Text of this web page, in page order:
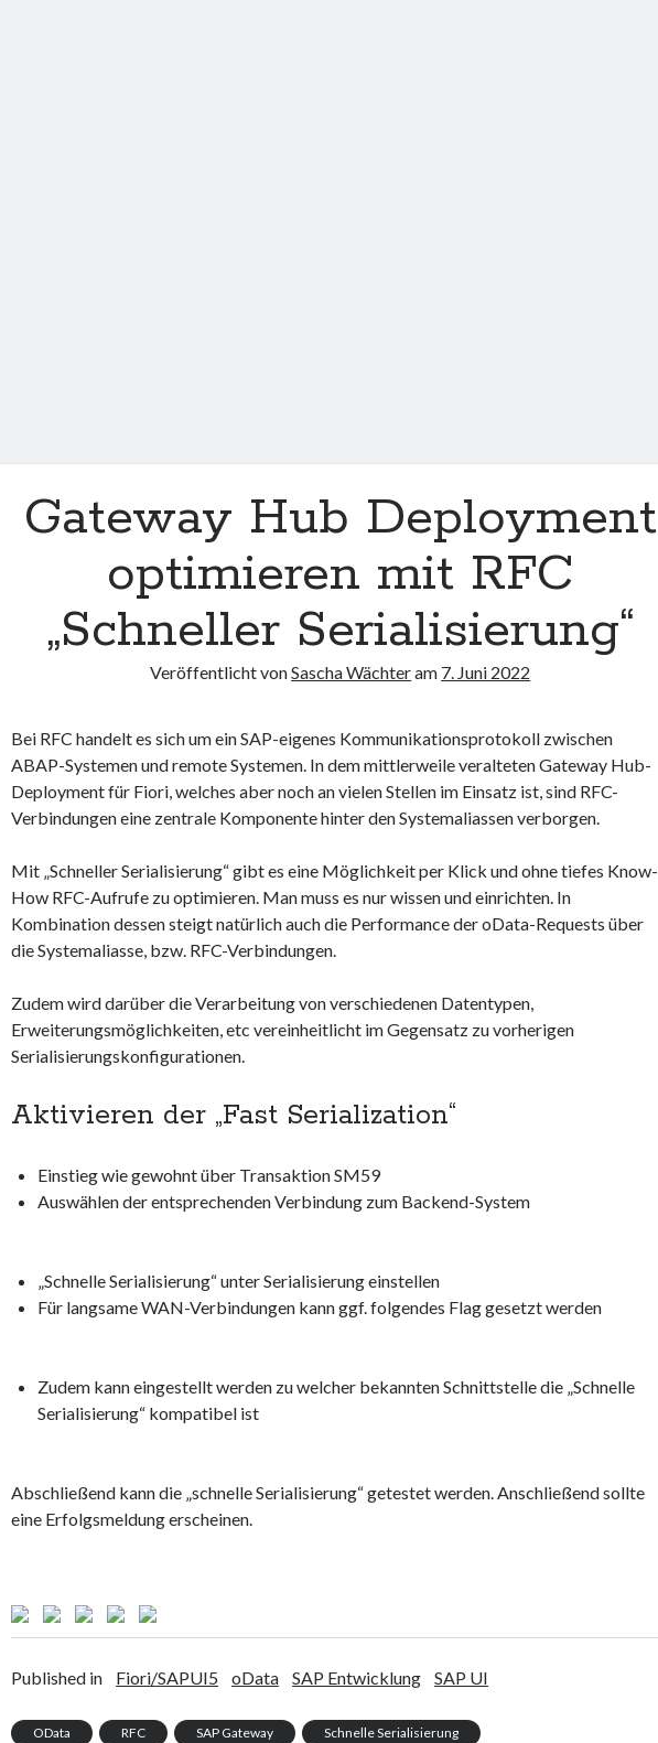
Gateway Hub Deployment
optimieren mit RFC
„Schneller Serialisierung“
Veröffentlicht vonSascha Wächteram 7. Juni 2022
Bei RFC handelt es sich um ein SAP-eigenes Kommunikationsprotokoll zwischen
ABAP-Systemen und remote Systemen. In dem mittlerweile veralteten Gateway Hub-
Deployment für Fiori, welches aber noch an vielen Stellen im Einsatz ist, sind RFC-
Verbindungen eine zentrale Komponente hinter den Systemaliassen verborgen.
Mit „Schneller Serialisierung“ gibt es eine Möglichkeit per Klick und ohne tiefes Know-
How RFC-Aufrufe zu optimieren. Man muss es nur wissen und einrichten. In
Kombination dessen steigt natürlich auch die Performance der oData-Requests über
die Systemaliasse, bzw. RFC-Verbindungen.
Zudem wird darüber die Verarbeitung von verschiedenen Datentypen,
Erweiterungsmöglichkeiten, etc vereinheitlicht im Gegensatz zu vorherigen
Serialisierungskonfigurationen.
Aktivieren der „Fast Serialization“
Einstieg wie gewohnt über Transaktion SM59
Auswählen der entsprechenden Verbindung zum Backend-System
„Schnelle Serialisierung“ unter Serialisierung einstellen
Für langsame WAN-Verbindungen kann ggf. folgendes Flag gesetzt werden
Zudem kann eingestellt werden zu welcher bekannten Schnittstelle die „Schnelle
Serialisierung“ kompatibel ist
Abschließend kann die „schnelle Serialisierung“ getestet werden. Anschließend sollte
eine Erfolgsmeldung erscheinen.
Published in Fiori/SAPUI5 oData SAP Entwicklung SAP UI
OData RFC SAP Gateway Schnelle Serialisierung